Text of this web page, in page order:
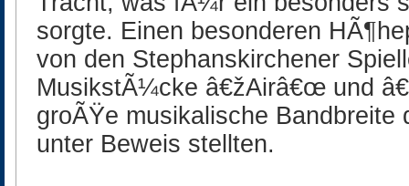
sorgte. Einen besonderen
von den Stephanskirchener
MusikstÃ¼cke â€žAirâ€œ und
groÃŸe musikalische Bandbreite
unter Beweis stellten.